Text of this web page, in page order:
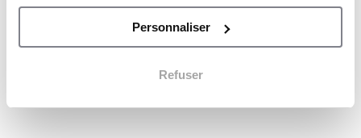
Personnaliser
Refuser